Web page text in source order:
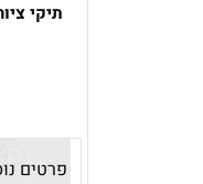
תיקי
פרטים